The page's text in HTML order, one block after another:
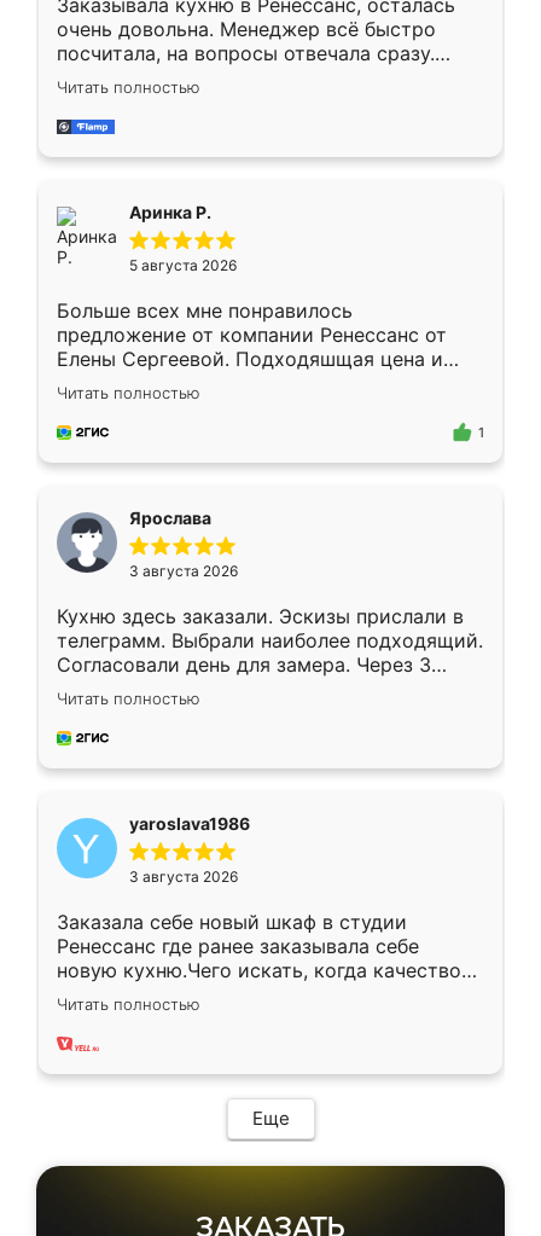
Заказывала кухню в Ренессанс, осталась
очень довольна. Менеджер всё быстро
посчитала, на вопросы отвечала сразу.
Замерщик приехал в субботу, подошёл к
делу со всей ответственностью. Собрали
за день, ребята работали аккуратно, даже
Читать полностью
Аринка Р.
5 августа 2026
Больше всех мне понравилось
предложение от компании Ренессанс от
Елены Сергеевой. Подходяшщая цена и
короткие сроки изготовления. Приехавший
для замера сотрудник Владислав
предложил по моему эскизу самый
Читать полностью
1
Ярослава
3 августа 2026
Кухню здесь заказали. Эскизы прислали в
телеграмм. Выбрали наиболее подходящий.
Согласовали день для замера. Через 3
недели кухня была уже готова. Остались
довольны работой. Спасибо Ренессанс
мебель за качественную работу!
Читать полностью
yaroslava1986
3 августа 2026
Заказала себе новый шкаф в студии
Ренессанс где ранее заказывала себе
новую кухню.Чего искать, когда качеством
вполне довольна. Служит кухня уже почти
два года, нареканий нет.
Читать полностью
Еще
ЗАКАЗАТЬ